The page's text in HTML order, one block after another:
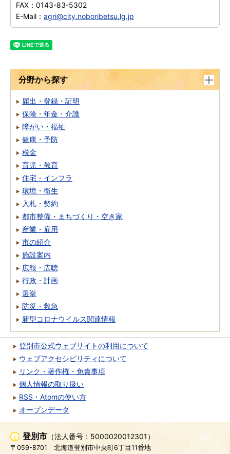
FAX： 0143-83-5302
E-Mail： agri@city.noboribetsu.lg.jp
分野から探す
届出・登録・証明
保険・年金・介護
障がい・福祉
健康・予防
税金
育児・教育
住宅・インフラ
環境・衛生
入札・契約
都市整備・まちづくり・空き家
産業・雇用
市の紹介
施設案内
広報・広聴
行政・計画
選挙
防災・救急
新型コロナウイルス関連情報
登別市公式ウェブサイトの利用について
ウェブアクセシビリティについて
リンク・著作権・免責事項
個人情報の取り扱い
RSS・Atomの使い方
オープンデータ
登別市 （法人番号：5000020012301）
〒059-8701 北海道登別市中央町6丁目11番地